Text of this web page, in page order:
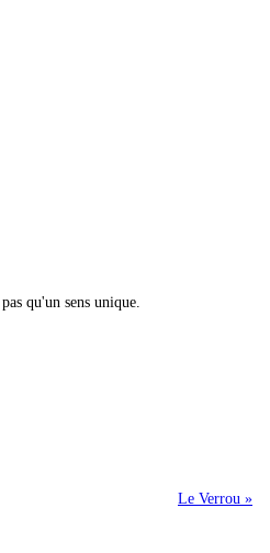
qu'un sens unique.
Le Verrou »